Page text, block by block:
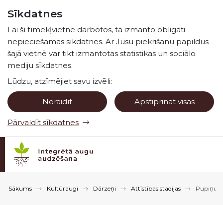
Sīkdatnes
Lai šī tīmekļvietne darbotos, tā izmanto obligāti
nepieciešamās sīkdatnes. Ar Jūsu piekrišanu papildus
šajā vietnē var tikt izmantotas statistikas un sociālo
mediju sīkdatnes.
Lūdzu, atzīmējiet savu izvēli:
Noraidīt Apstiprināt visas
Pārvaldīt sīkdatnes
Sākums Kultūraugi Dārzeņi Attīstības stadijas Pupiņu